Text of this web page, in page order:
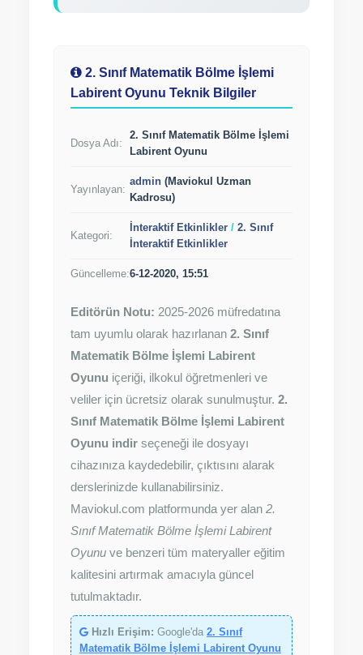
2. Sınıf Matematik Bölme İşlemi
Labirent Oyunu Teknik Bilgiler
Dosya Adı:
2. Sınıf Matematik Bölme İşlemi
Labirent Oyunu
Yayınlayan:
admin (Maviokul Uzman
Kadrosu)
Kategori:
İnteraktif Etkinlikler / 2. Sınıf
İnteraktif Etkinlikler
Güncelleme:6-12-2020, 15:51
Editörün Notu: 2025-2026 müfredatına
tam uyumlu olarak hazırlanan 2. Sınıf
Matematik Bölme İşlemi Labirent
Oyunu içeriği, ilkokul öğretmenleri ve
veliler için ücretsiz olarak sunulmuştur. 2.
Sınıf Matematik Bölme İşlemi Labirent
Oyunu indir seçeneği ile dosyayı
cihazınıza kaydedebilir, çıktısını alarak
derslerinizde kullanabilirsiniz.
Maviokul.com platformunda yer alan 2.
Sınıf Matematik Bölme İşlemi Labirent
Oyunu ve benzeri tüm materyaller eğitim
kalitesini artırmak amacıyla güncel
tutulmaktadır.
Hızlı Erişim: Google'da 2. Sınıf
Matematik Bölme İşlemi Labirent Oyunu